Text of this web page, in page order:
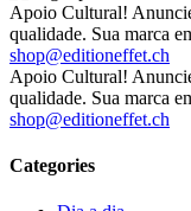
Apoio Cultural!
qualidade. Sua marca
shop@editioneffet.ch
Apoio Cultural!
qualidade. Sua marca
shop@editioneffet.ch
Categories